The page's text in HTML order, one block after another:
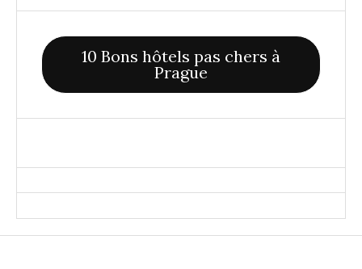
10 Bons hôtels pas chers à
Prague